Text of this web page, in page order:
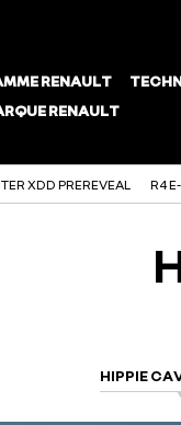
XDD PREREVEAL R4
HIPPIE